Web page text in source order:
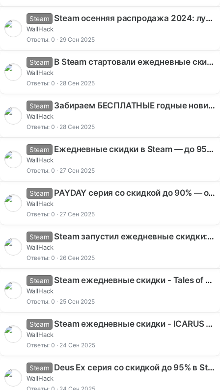
Steam Steam осенняя распродажа 2024: лучшие скидки до 90% на хиты
WallHack
Ответы 0 29 Сен 2025
Steam В Steam стартовали ежедневные скидки — скидки до 82% на популярные игры
WallHack
Ответы 0 28 Сен 2025
Steam Забираем БЕСПЛАТНЫЕ годные новинки и хиты в Steam — собрали для вас подборку игр за 0 РУБЛЕЙ
WallHack
Ответы 0 28 Сен 2025
Steam Ежедневные скидки в Steam — до 95% на популярные игры
WallHack
Ответы 0 27 Сен 2025
Steam PAYDAY серия со скидкой до 90% — от 71 рубля на Steam
WallHack
Ответы 0 27 Сен 2025
Steam Steam запустил ежедневные скидки: HYPERCHARGE Unboxed со скидкой 25%, Men of War II - 66% и другие игры
WallHack
Ответы 0 26 Сен 2025
Steam Steam ежедневные скидки - Tales of Maj'Eyal, Siralim Ultimate, AI War 2 и другие игры со скидками до 75%
WallHack
Ответы 0 25 Сен 2025
Steam Steam ежедневные скидки - ICARUS со скидкой 80%, Chernobylite 2, Neighbors и другие игры
WallHack
Ответы 0 24 Сен 2025
Steam Deus Ex серия со скидкой до 95% в Steam - все части от 45 рублей до 29 сентября
WallHack